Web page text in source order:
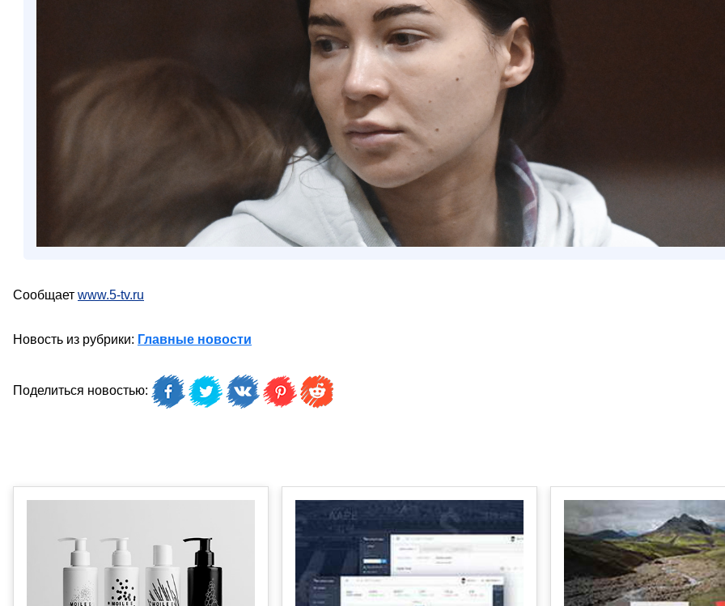
Сообщает www.5-tv.ru
Новость из рубрики: Главные новости
Поделиться новостью: